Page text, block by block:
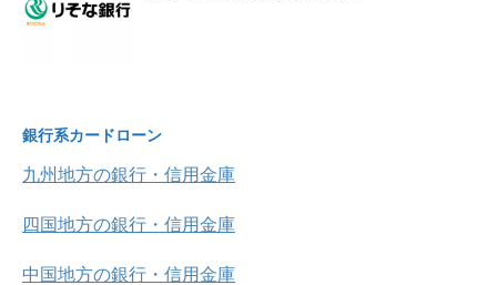
銀行系カードローン
九州地方の銀行・信用金庫
四国地方の銀行・信用金庫
中国地方の銀行・信用金庫